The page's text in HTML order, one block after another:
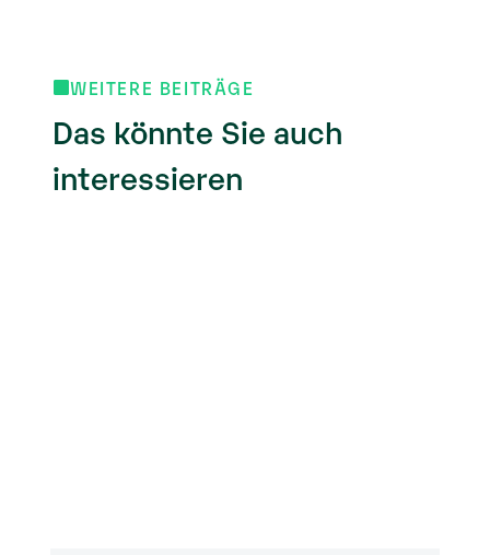
WEITERE BEITRÄGE
Das könnte Sie auch
interessieren